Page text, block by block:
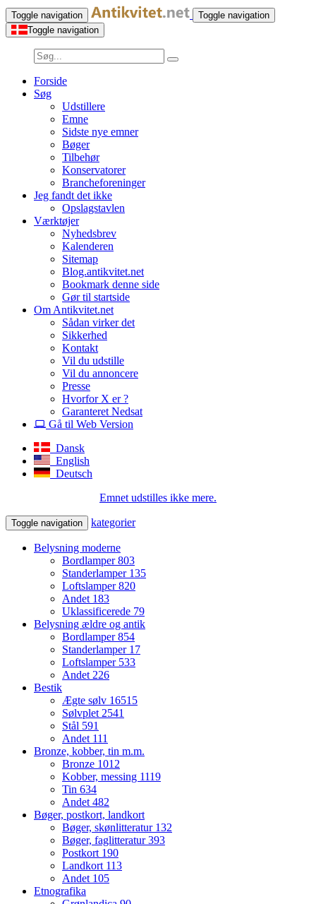
Toggle navigation
Toggle navigation
Toggle navigation
Forside
Søg
Udstillere
Emne
Sidste nye emner
Bøger
Tilbehør
Konservatorer
Brancheforeninger
Jeg fandt det ikke
Opslagstavlen
Værktøjer
Nyhedsbrev
Kalenderen
Sitemap
Blog.antikvitet.net
Bookmark denne side
Gør til startside
Om Antikvitet.net
Sådan virker det
Sikkerhed
Kontakt
Vil du udstille
Vil du annoncere
Presse
Hvorfor X er ?
Garanteret Nedsat
Gå til Web Version
Dansk
English
Deutsch
Emnet udstilles ikke mere.
Toggle navigation kategorier
Belysning moderne
Bordlamper803
Standerlamper 135
Loftslamper820
Andet 183
Uklassificerede 79
Belysning ældre og antik
Bordlamper854
Standerlamper 17
Loftslamper 533
Andet 226
Bestik
Ægte sølv 16515
Sølvplet 2541
Stål 591
Andet 111
Bronze, kobber, tin m.m.
Bronze 1012
Kobber, messing 1119
Tin 634
Andet 482
Bøger, postkort, landkort
Bøger, skønlitteratur 132
Bøger, faglitteratur393
Postkort 190
Landkort 113
Andet 105
Etnografika